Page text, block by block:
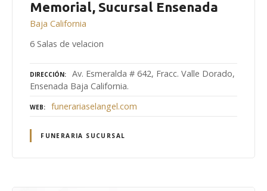
Memorial, Sucursal Ensenada
Baja California
6 Salas de velacion
DIRECCIÓN
Av. Esmeralda # 642, Fracc. Valle Dorado,
Ensenada Baja California.
WEB funerariaselangel.com
FUNERARIA SUCURSAL